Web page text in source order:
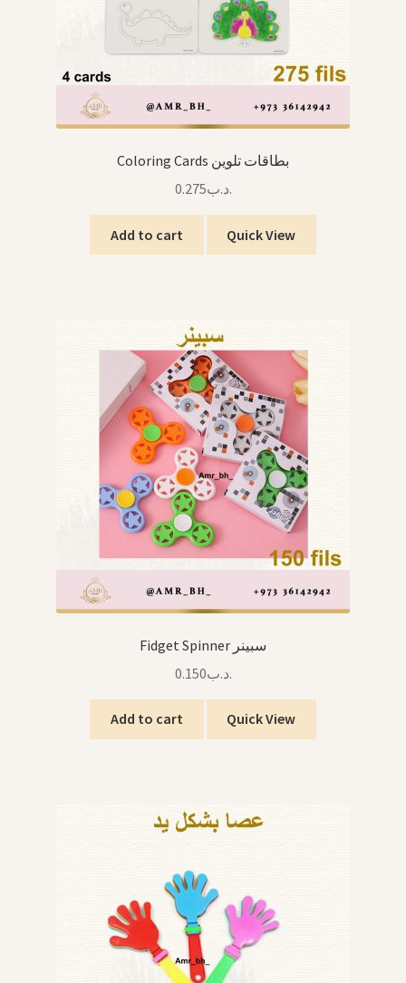
Coloring Cards بطاقات تلوين
.د.ب0.275
Add to cart Quick View
Fidget Spinner سبينر
.د.ب0.150
Add to cart Quick View